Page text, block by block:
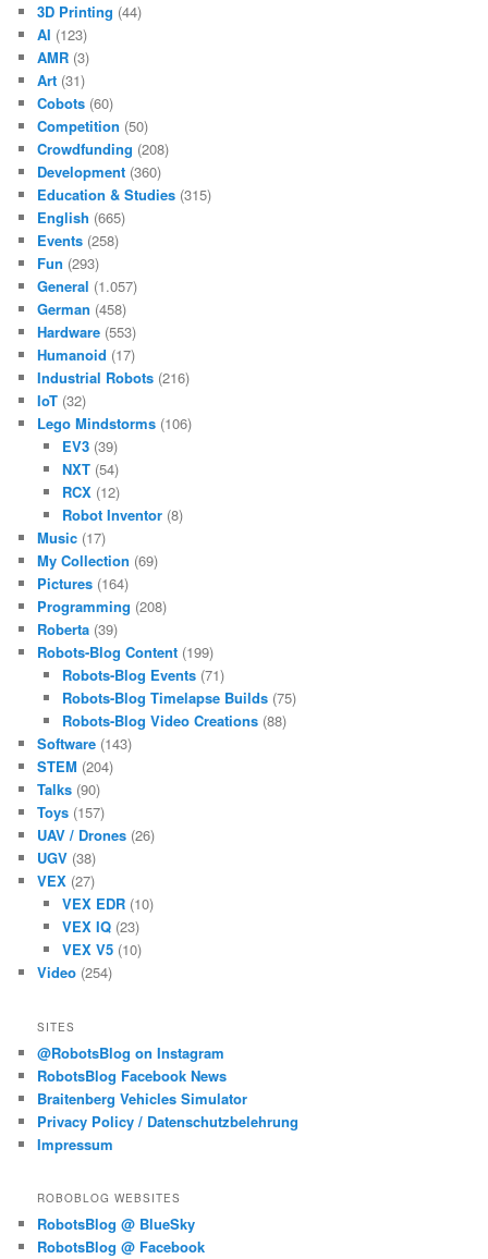
3D Printing (44)
AI (123)
AMR (3)
Art (31)
Cobots (60)
Competition (50)
Crowdfunding (208)
Development (360)
Education & Studies (315)
English (665)
Events (258)
Fun (293)
General (1.057)
German (458)
Hardware (553)
Humanoid (17)
Industrial Robots (216)
IoT (32)
Lego Mindstorms (106)
EV3(39)
NXT(54)
RCX(12)
Robot Inventor(8)
Music (17)
My Collection (69)
Pictures (164)
Programming (208)
Roberta (39)
Robots-Blog Content (199)
Robots-Blog Events(71)
Robots-Blog Timelapse Builds(75)
Robots-Blog Video Creations(88)
Software (143)
STEM (204)
Talks (90)
Toys (157)
UAV / Drones (26)
UGV (38)
VEX (27)
VEX EDR(10)
VEX IQ(23)
VEX V5(10)
Video (254)
SITES
@RobotsBlog on Instagram
RobotsBlog Facebook News
Braitenberg Vehicles Simulator
Privacy Policy / Datenschutzbelehrung
Impressum
ROBOBLOG WEBSITES
RobotsBlog @ BlueSky
RobotsBlog @ Facebook